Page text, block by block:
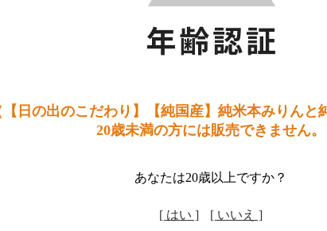
【日の出のこだわり】【純国産】純米本みりんと
20歳未満の方には販売できません。
あなたは20歳以上ですか？
[ はい ] [ いいえ ]